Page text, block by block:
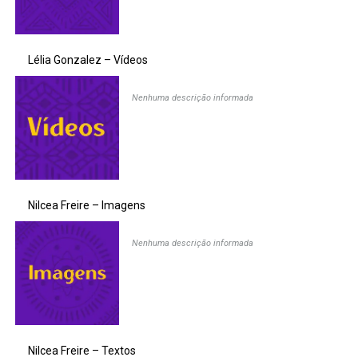
Lélia Gonzalez – Vídeos
Nenhuma descrição informada
Nilcea Freire – Imagens
Nenhuma descrição informada
Nilcea Freire – Textos